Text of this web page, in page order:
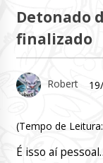
Detonado
finalizado
Robert
(Tempo de Leitura:
É isso aí